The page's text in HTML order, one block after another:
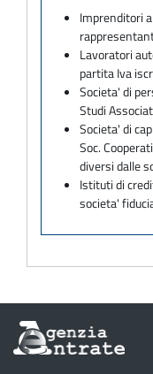
Imprenditori
Lavoratori
partita Iva
Societa' di
Studi
Societa' di
Soc.
diversi dalle
Istituti di
societa'
Informazioni
sul